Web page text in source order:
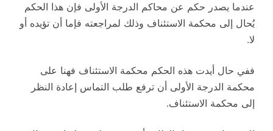
عندما يصدر حكم عن محاكم الدرجة الأولى فإن هذا الحكم
يُحال إلى محكمة الاستئناف وذلك لمراجعته فإما أن تؤيده أو
لا.
ففي حال أيدت هذه الحكم محكمة الاستئناف فهنا على
محكمة الدرجة الأولى أن ترفع طلب التماس إعادة النظر
إلى محكمة الاستئناف.